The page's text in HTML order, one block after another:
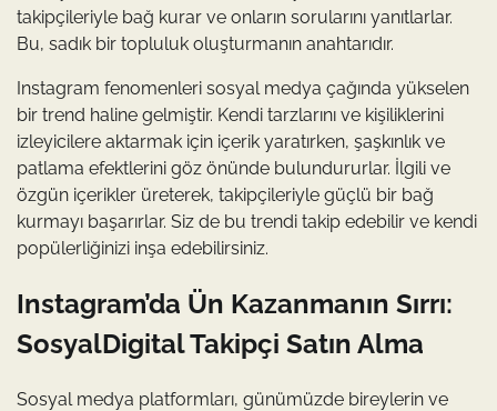
takipçileriyle bağ kurar ve onların sorularını yanıtlarlar.
Bu, sadık bir topluluk oluşturmanın anahtarıdır.
Instagram fenomenleri sosyal medya çağında yükselen
bir trend haline gelmiştir. Kendi tarzlarını ve kişiliklerini
izleyicilere aktarmak için içerik yaratırken, şaşkınlık ve
patlama efektlerini göz önünde bulundururlar. İlgili ve
özgün içerikler üreterek, takipçileriyle güçlü bir bağ
kurmayı başarırlar. Siz de bu trendi takip edebilir ve kendi
popülerliğinizi inşa edebilirsiniz.
Instagram’da Ün Kazanmanın Sırrı:
SosyalDigital Takipçi Satın Alma
Sosyal medya platformları, günümüzde bireylerin ve